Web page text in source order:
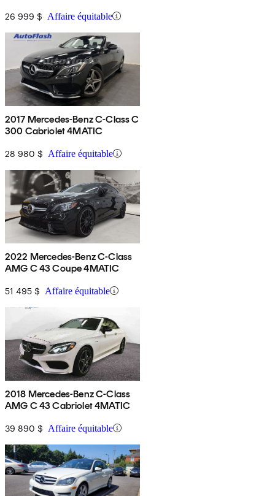
26 999 $ Affaire équitable
2017 Mercedes-Benz C-Class C
300 Cabriolet 4MATIC
28 980 $ Affaire équitable
2022 Mercedes-Benz C-Class
AMG C 43 Coupe 4MATIC
51 495 $ Affaire équitable
2018 Mercedes-Benz C-Class
AMG C 43 Cabriolet 4MATIC
39 890 $ Affaire équitable